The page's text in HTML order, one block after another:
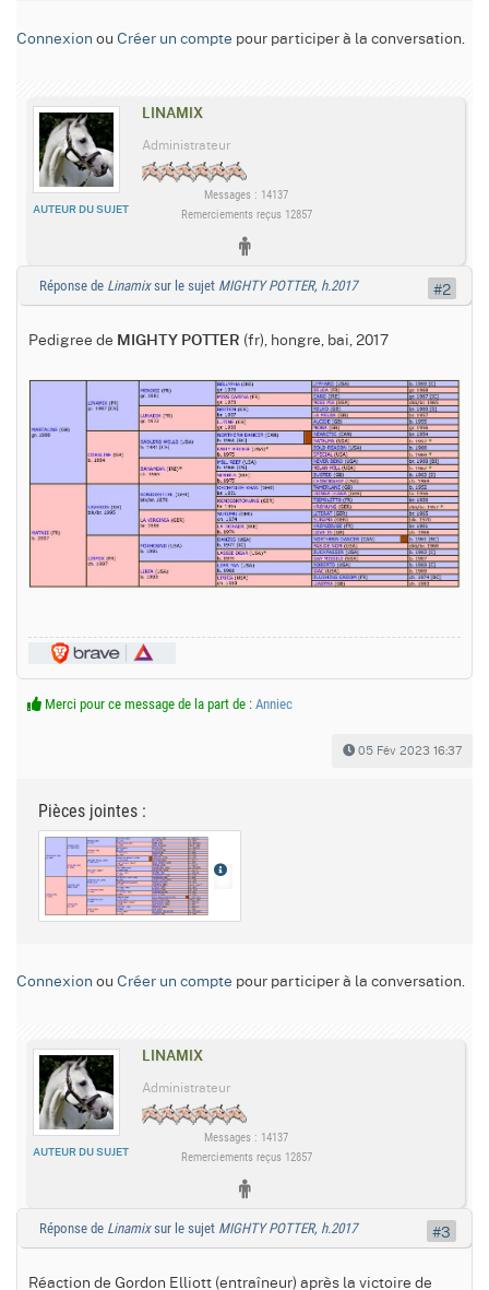
Connexion ou Créer un compte pour participer à la conversation.
LINAMIX
AUTEUR DU SUJET
Administrateur
Messages : 14137
Remerciements reçus 12857
Réponse de Linamixsur le sujet MIGHTY POTTER, h.2017
Pedigree de MIGHTY POTTER (fr), hongre, bai, 2017
Merci pour ce message de la part de : Anniec
05 Fév 2023 16:37
#2
Pièces jointes :
Connexion ou Créer un compte pour participer à la conversation.
LINAMIX
AUTEUR DU SUJET
Administrateur
Messages : 14137
Remerciements reçus 12857
Réponse de Linamixsur le sujet MIGHTY POTTER, h.2017
Réaction de Gordon Elliott (entraîneur) après la victoire de
#3